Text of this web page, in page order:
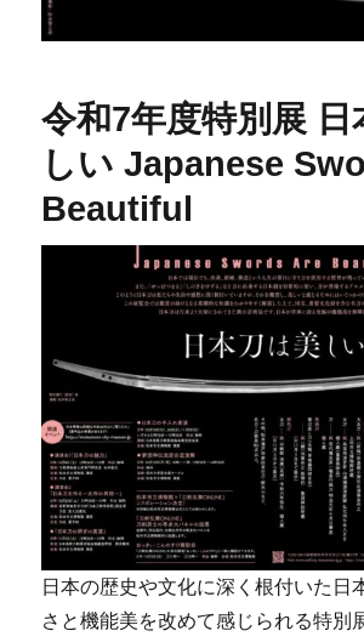
令和7年度特別展 日
しい Japanese
Beautiful
日本の歴史や文化に深く根付いた日
さと機能美を改めて感じられる特別